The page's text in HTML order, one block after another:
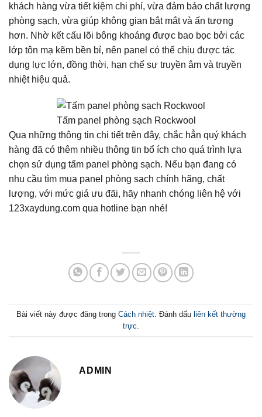
khách hàng vừa tiết kiệm chi phí, vừa đảm bảo chất lượng
phòng sạch, vừa giúp không gian bắt mắt và ấn tượng
hơn. Nhờ kết cấu lõi bông khoáng được bao bọc bởi các
lớp tôn mạ kẽm bền bỉ, nên panel có thể chịu được tác
dụng lực lớn, đồng thời, hạn chế sự truyền âm và truyền
nhiệt hiệu quả.
Tấm panel phòng sạch Rockwool
Qua những thông tin chi tiết trên đây, chắc hẳn quý khách
hàng đã có thêm nhiều thông tin bổ ích cho quá trình lựa
chọn sử dụng tấm panel phòng sạch. Nếu bạn đang có
nhu cầu tìm mua panel phòng sạch chính hãng, chất
lượng, với mức giá ưu đãi, hãy nhanh chóng liên hệ với
123xaydung.com qua hotline bạn nhé!
Bài viết này được đăng trong Cách nhiệt . Đánh dấu liên kết thường
trực
ADMIN